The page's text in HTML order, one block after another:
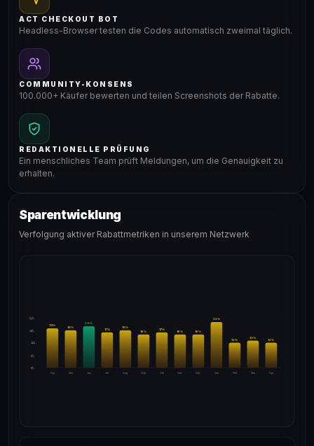
ACT CHECKOUT BOT
Headless-Browser testen die Codes automatisch zweimal täglich.
COMMUNITY-KONSENS
100.000+ Käufer bewerten und teilen Screenshots der Rabatte.
REDAKTIONELLE PRÜFUNG
Ein menschliches Team prüft Meldungen, um die Genauigkeit zu
erhalten.
Sparentwicklung
Verfolgung aktiver Rabattmetriken in unserem Netzwerk
24%
18%
12%
6%
0%
Apr
19%
Mai
18%
Jun
20%
Jul
17%
Aug
18%
Sep
16%
Okt
17%
Nov
16%
Dez
16%
Jan
22%
Feb
12%
Mär
13%
Apr
12%